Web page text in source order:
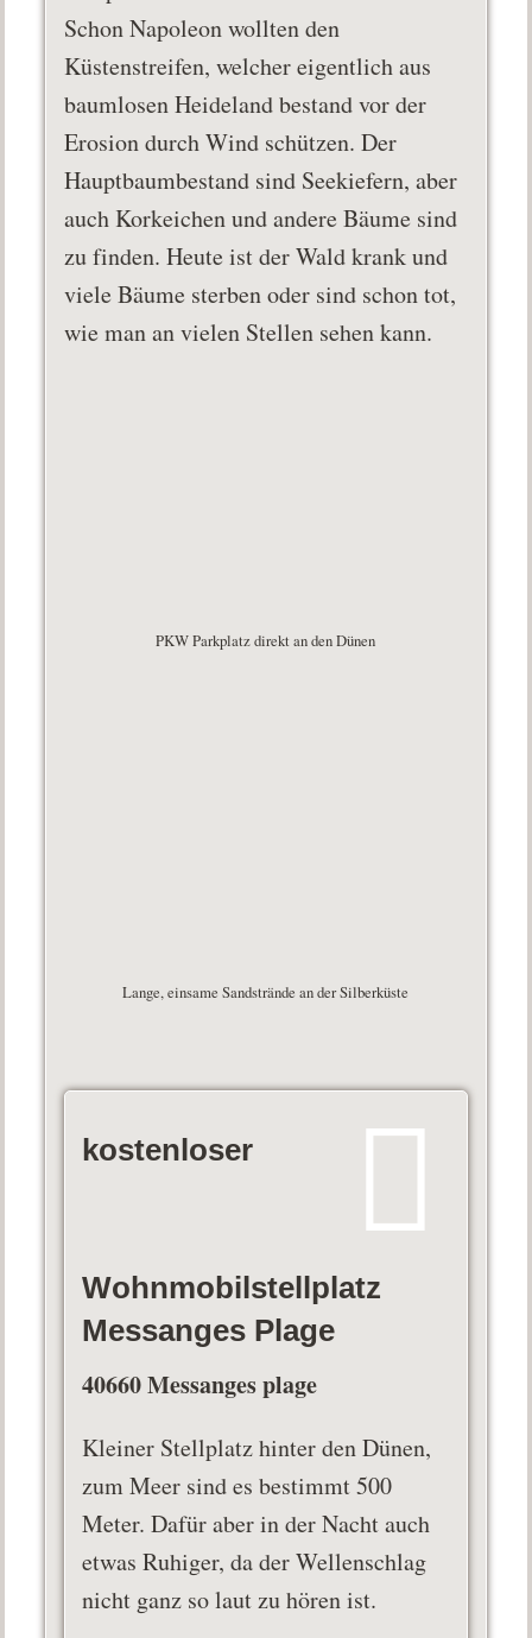
Schon Napoleon wollten den
Küstenstreifen, welcher eigentlich aus
baumlosen Heideland bestand vor der
Erosion durch Wind schützen. Der
Hauptbaumbestand sind Seekiefern, aber
auch Korkeichen und andere Bäume sind
zu finden. Heute ist der Wald krank und
viele Bäume sterben oder sind schon tot,
wie man an vielen Stellen sehen kann.
PKW Parkplatz direkt an den Dünen
Lange, einsame Sandstrände an der Silberküste
kostenloser
Wohnmobilstellplatz
Messanges Plage
40660 Messanges plage
Kleiner Stellplatz hinter den Dünen,
zum Meer sind es bestimmt 500
Meter. Dafür aber in der Nacht auch
etwas Ruhiger, da der Wellenschlag
nicht ganz so laut zu hören ist.